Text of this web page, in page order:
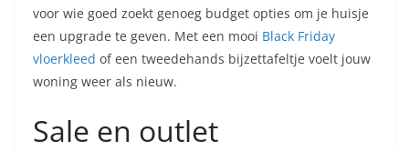
voor wie goed zoekt genoeg budget opties om je huisje
een upgrade te geven. Met een mooi Black Friday
vloerkleed of een tweedehands bijzettafeltje voelt jouw
woning weer als nieuw.
Sale en outlet